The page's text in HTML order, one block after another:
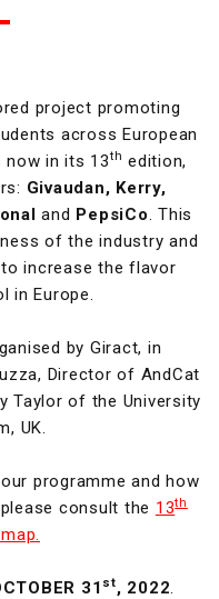
project promoting
across European
now in its 13th edition,
Givaudan, Kerry,
and PepsiCo. This
of the industry and
increase the flavor
in Europe.
by Giract, in
Director of AndCat
Taylor of the University
UK.
programme and how
consult the 13th
31 st, 2022.